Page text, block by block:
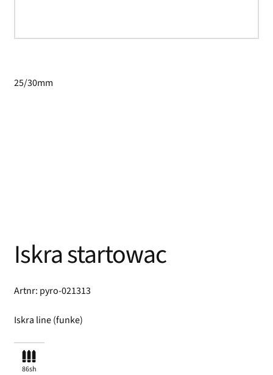
25/30mm
Iskra startowac
Artnr: pyro-021313
Iskra line (funke)
86sh